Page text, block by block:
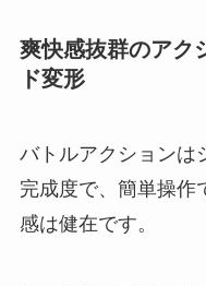
爽快感抜群のアク
ド変形
バトルアクションは
完成度で、簡単操作
感は健在です。